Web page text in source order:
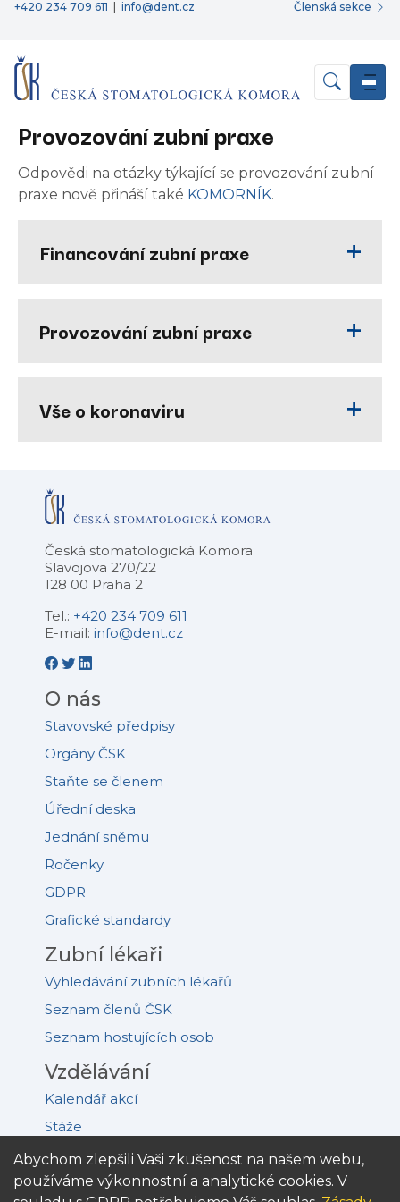
Abychom zlepšili Vaši zkušenost na našem webu,
používáme výkonnostní a analytické cookies. V
+420 234 709 611 info@dent.cz Členská sekce
Provozování zubní praxe
Odpovědi na otázky týkající se provozování zubní
praxe nově přináší také KOMORNÍK.
Financování zubní praxe
Provozování zubní praxe
Vše o koronaviru
Česká stomatologická Komora
Slavojova 270/22
128 00 Praha 2
Tel.: +420 234 709 611
E-mail: info@dent.cz
O nás
Stavovské předpisy
Orgány ČSK
Staňte se členem
Úřední deska
Jednání sněmu
Ročenky
GDPR
Grafické standardy
Zubní lékaři
Vyhledávání zubních lékařů
Seznam členů ČSK
Seznam hostujících osob
Vzdělávání
Kalendář akcí
Stáže
Akreditovaná pracoviště
Kongres PDD